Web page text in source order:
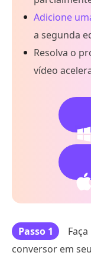
Adicione
a segunda
Resolva o
vídeo
Passo 1
conversor em